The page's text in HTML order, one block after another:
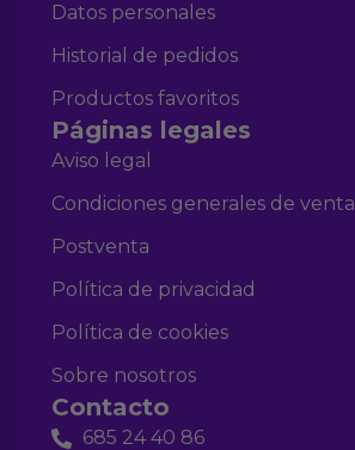
Datos personales
Historial de pedidos
Productos favoritos
Páginas legales
Aviso legal
Condiciones generales de venta
Postventa
Política de privacidad
Política de cookies
Sobre nosotros
Contacto
685 24 40 86